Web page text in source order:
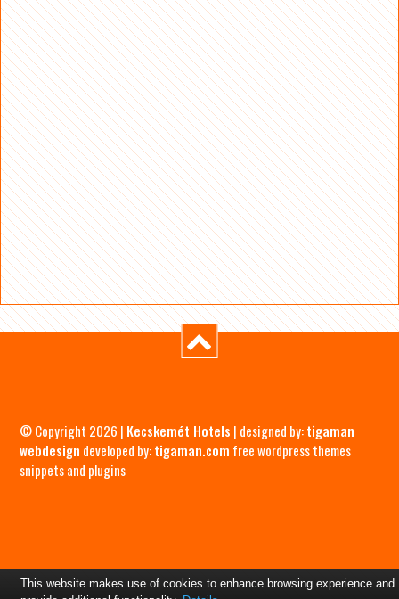
© Copyright 2026 | Kecskemét Hotels | designed by:tigaman
webdesign developed by:tigaman.com free wordpress themes
snippets and plugins
This website makes use of cookies to enhance browsing experience and